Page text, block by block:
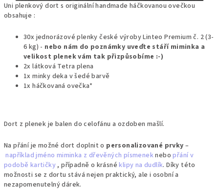
Uni plenkový dort s originální handmade háčkovanou ovečkou
obsahuje :
30x jednorázové plenky české výroby Linteo Premium č. 2 (3-
6 kg) - nebo nám do poznámky uveďte stáří miminka a
velikost plenek vám tak přizpůsobíme :-)
2x látková Tetra plena
1x minky deka v šedé barvě
1x háčkovaná ovečka*
Dort z plenek je balen do celofánu a ozdoben mašlí.
Na přání je možné dort doplnit o personalizované prvky –
například jméno miminka z dřevěných písmeneknebopřání v
podobě kartičky , případně o krásnéklipy na dudlík. Díky této
možnosti se z dortu stává nejen praktický, ale i osobní a
nezapomenutelný dárek.